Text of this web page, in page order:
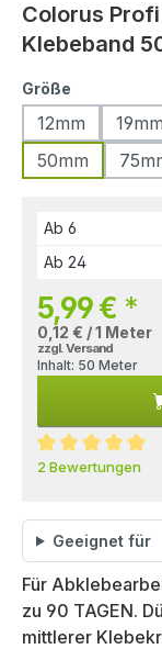
Colorus
Klebeband
Größe
12mm 19mm
50mm
Ab 6
Ab 24
5,99 € *
0,12 € / 1 Meter
zzgl. Versand
Inhalt: 50 Meter
2 Bewertungen
Geeignet für
Für
zu 90 TAGEN.
mittlerer